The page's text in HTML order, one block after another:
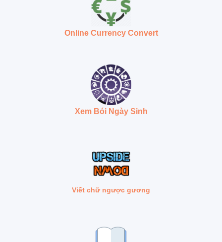
Online Currency Convert
Xem Bói Ngày Sinh
Viết chữ ngược gương